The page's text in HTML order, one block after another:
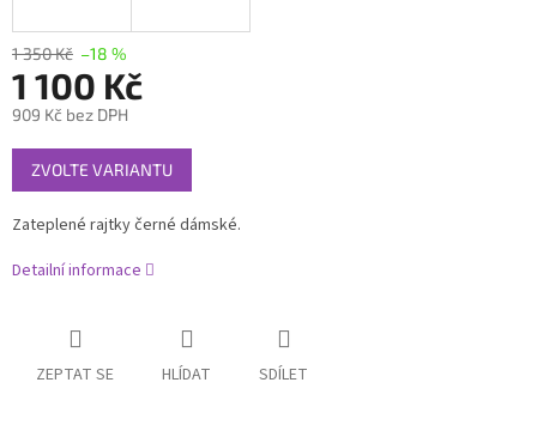
1 350 Kč –18 %
1 100 Kč
909 Kč bez DPH
Měrná
cena:
ZVOLTE VARIANTU
Zateplené rajtky černé dámské.
Detailní informace
ZEPTAT SE HLÍDAT SDÍLET